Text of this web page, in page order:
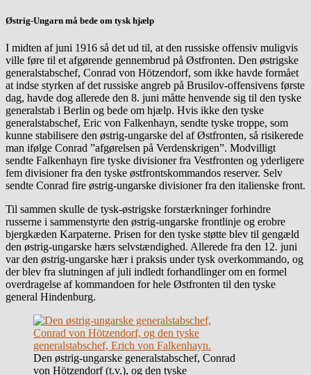
Østrig-Ungarn må bede om tysk hjælp
I midten af juni 1916 så det ud til, at den russiske offensiv muligvis
ville føre til et afgørende gennembrud på Østfronten. Den østrigske
generalstabschef, Conrad von Hötzendorf, som ikke havde formået
at indse styrken af det russiske angreb på Brusilov-offensivens første
dag, havde dog allerede den 8. juni måtte henvende sig til den tyske
generalstab i Berlin og bede om hjælp. Hvis ikke den tyske
generalstabschef, Eric von Falkenhayn, sendte tyske troppe, som
kunne stabilisere den østrig-ungarske del af Østfronten, så risikerede
man ifølge Conrad ”afgørelsen på Verdenskrigen”. Modvilligt
sendte Falkenhayn fire tyske divisioner fra Vestfronten og yderligere
fem divisioner fra den tyske østfrontskommandos reserver. Selv
sendte Conrad fire østrig-ungarske divisioner fra den italienske front.
Til sammen skulle de tysk-østrigske forstærkninger forhindre
russerne i sammenstyrte den østrig-ungarske frontlinje og erobre
bjergkæden Karpaterne. Prisen for den tyske støtte blev til gengæld
den østrig-ungarske hærs selvstændighed. Allerede fra den 12. juni
var den østrig-ungarske hær i praksis under tysk overkommando, og
der blev fra slutningen af juli indledt forhandlinger om en formel
overdragelse af kommandoen for hele Østfronten til den tyske
general Hindenburg.
Den østrig-ungarske generalstabschef, Conrad
von Hötzendorf (t.v.), og den tyske